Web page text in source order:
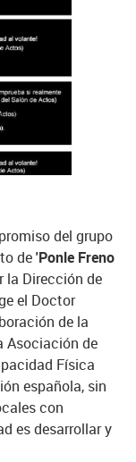
del grupo
de'Ponle Freno
la Dirección de
el Doctor
de la
Asociación de
Física
española, sin
con
es desarrollar y